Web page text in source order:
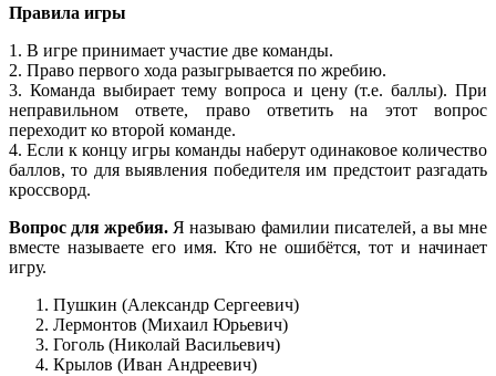
Правила игры
1. В игре принимает участие две команды.
2. Право первого хода разыгрывается по жребию.
3. Команда выбирает тему вопроса и цену (т.е. баллы). При
неправильном ответе, право ответить на этот вопрос
переходит ко второй команде.
4. Если к концу игры команды наберут одинаковое количество
баллов, то для выявления победителя им предстоит разгадать
кроссворд.
Вопрос для жребия. Я называю фамилии писателей, а вы мне
вместе называете его имя. Кто не ошибётся, тот и начинает
игру.
Пушкин (Александр Сергеевич)
Лермонтов (Михаил Юрьевич)
Гоголь (Николай Васильевич)
Крылов (Иван Андреевич)